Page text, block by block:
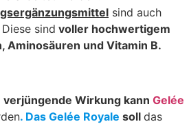
sind auch
Diese sind voller hochwertigem
Aminosäuren und Vitamin B.
verjüngende Wirkung kann Gelée
. Das Gelée Royale soll das